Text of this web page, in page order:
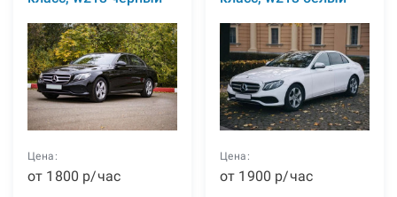
Цена:
от 1800 р/час
Цена:
от 1900 р/час